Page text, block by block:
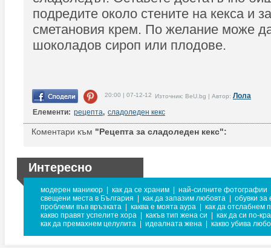
подредите около стените на кекса и
сметановия крем. По желание може
шоколадов сироп или плодове.
20:00 | 07-12-12 Източник: BeU.bg | Автор: Лола
Елементи: рецепта, сладоледен кекс
Коментари към "Рецепта за сладоледен кекс":
Интересно
модерен маникюр как да се храним
най-силните фотографии
свещени места в България
как да запазим любовта
обувки за
проблеми във връзката
каква е моята аура
как да отслабнем
какво правят успелите хора
какъв тип жена си
как да си по-
как да премахнем целулита
идеалната жена какво убива